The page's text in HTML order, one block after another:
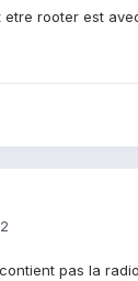
rooter est
pas la radio